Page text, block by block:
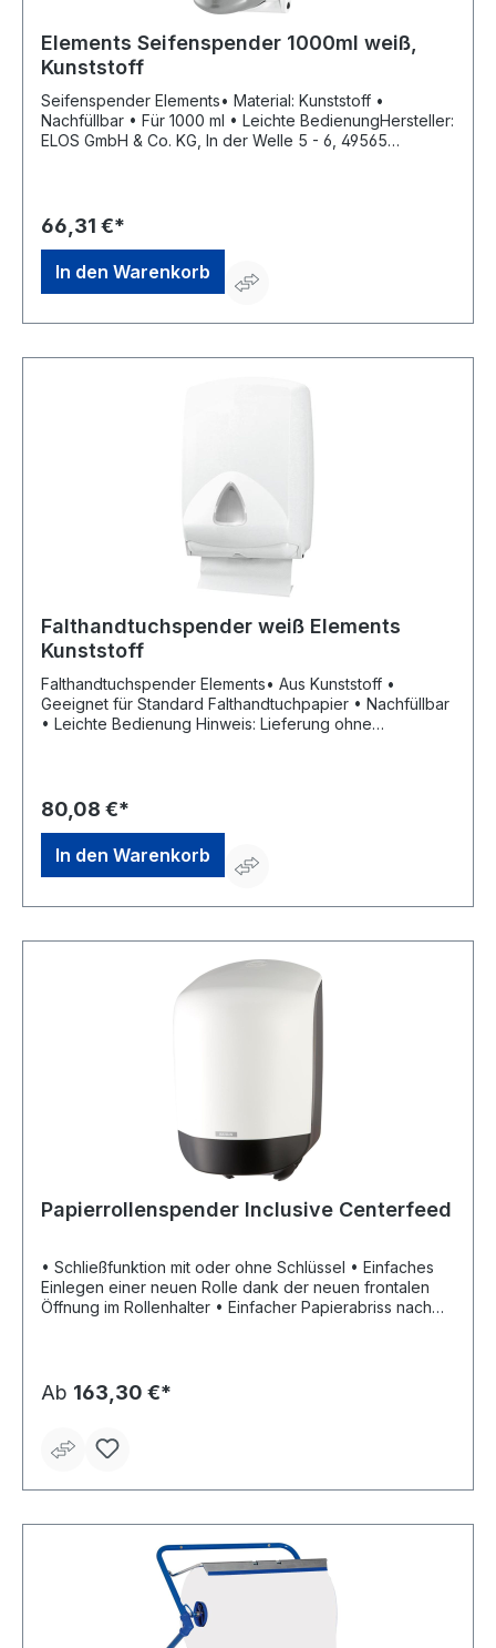
Elements Seifenspender 1000ml weiß,
Kunststoff
Seifenspender Elements• Material: Kunststoff •
Nachfüllbar • Für 1000 ml • Leichte BedienungHersteller:
ELOS GmbH & Co. KG, In der Welle 5 - 6, 49565
66,31 €*
In den Warenkorb
Falthandtuchspender weiß Elements
Kunststoff
Falthandtuchspender Elements• Aus Kunststoff •
Geeignet für Standard Falthandtuchpapier • Nachfüllbar
• Leichte Bedienung Hinweis: Lieferung ohne
Falthandtuchpapier.
80,08 €*
In den Warenkorb
Papierrollenspender Inclusive Centerfeed
• Schließfunktion mit oder ohne Schlüssel • Einfaches
Einlegen einer neuen Rolle dank der neuen frontalen
Öffnung im Rollenhalter • Einfacher Papierabriss nach
Papierausgabe
Ab 163,30 €*